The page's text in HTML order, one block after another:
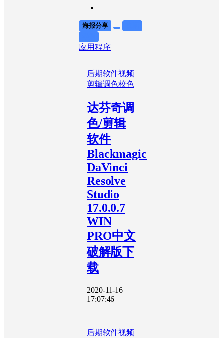
海报分享
应用程序
后期软件视频
剪辑调色校色
达芬奇调
色/剪辑
软件
Blackmagic
DaVinci
Resolve
Studio
17.0.0.7
WIN
PRO中文
破解版下
载
2020-11-16
17:07:46
后期软件视频